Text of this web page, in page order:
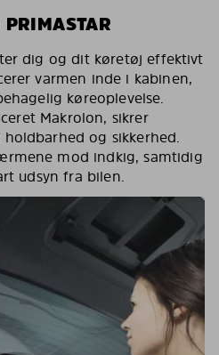
dig og dit køretøj effektivt
varmen inde i kabinen,
køreoplevelse.
Makrolon, sikrer
og sikkerhed.
mod indkig, samtidig
udsyn fra bilen.